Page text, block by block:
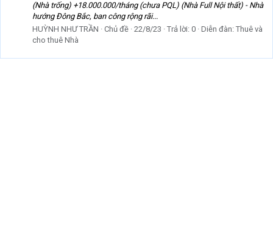
(Nhà trống) +18.000.000/tháng (chưa PQL) (Nhà Full Nội thất) - Nhà
hướng Đông Bắc, ban công rộng rãi...
HUỲNH NHƯ TRẦN
Chủ đề 22/8/23 Trả lời: 0 Diễn đàn: Thuê và
cho thuê Nhà